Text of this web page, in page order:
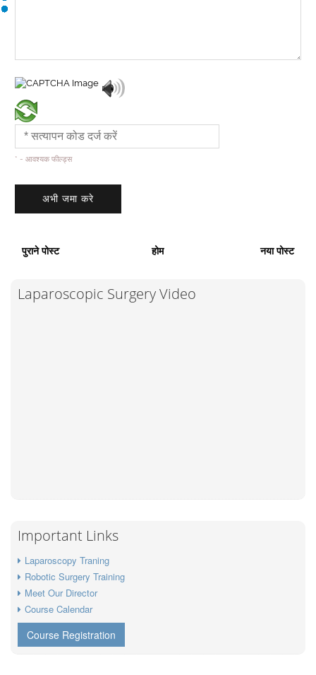
* - आवश्यक फील्ड्स
पुराने पोस्ट होम नया पोस्ट
Laparoscopic Surgery Video
Important Links
Laparoscopy Traning
Robotic Surgery Training
Meet Our Director
Course Calendar
Course Registration